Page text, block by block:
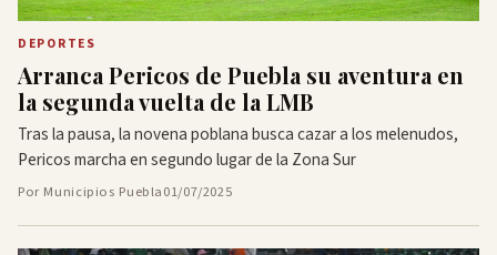
DEPORTES
Arranca Pericos de Puebla su aventura en
la segunda vuelta de la LMB
Tras la pausa, la novena poblana busca cazar a los melenudos,
Pericos marcha en segundo lugar de la Zona Sur
Por Municipios Puebla01/07/2025